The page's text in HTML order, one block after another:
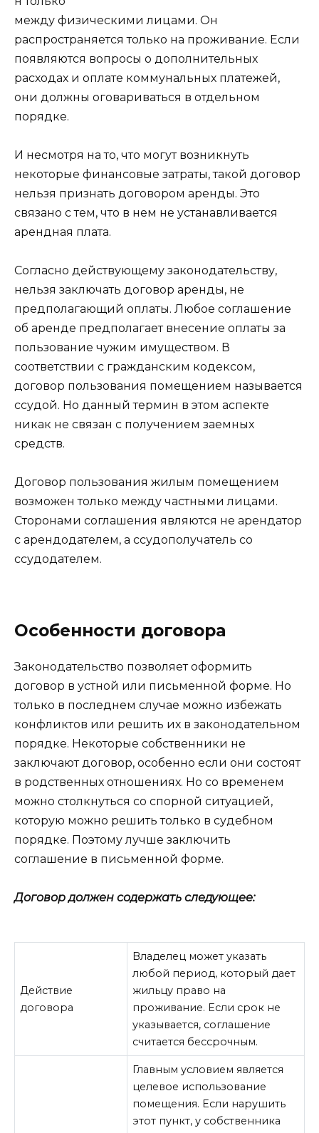
между физическими лицами. Он
распространяется только на проживание. Если
появляются вопросы о дополнительных
расходах и оплате коммунальных платежей,
они должны оговариваться в отдельном
порядке.
И несмотря на то, что могут возникнуть
некоторые финансовые затраты, такой договор
нельзя признать договором аренды. Это
связано с тем, что в нем не устанавливается
арендная плата.
Согласно действующему законодательству,
нельзя заключать договор аренды, не
предполагающий оплаты. Любое соглашение
об аренде предполагает внесение оплаты за
пользование чужим имуществом. В
соответствии с гражданским кодексом,
договор пользования помещением называется
ссудой. Но данный термин в этом аспекте
никак не связан с получением заемных
средств.
Договор пользования жилым помещением
возможен только между частными лицами.
Сторонами соглашения являются не арендатор
с арендодателем, а ссудополучатель со
ссудодателем.
Особенности договора
Законодательство позволяет оформить
договор в устной или письменной форме. Но
только в последнем случае можно избежать
конфликтов или решить их в законодательном
порядке. Некоторые собственники не
заключают договор, особенно если они состоят
в родственных отношениях. Но со временем
можно столкнуться со спорной ситуацией,
которую можно решить только в судебном
порядке. Поэтому лучше заключить
соглашение в письменной форме.
Договор должен содержать следующее:
Действие
договора
Владелец может указать
любой период, который дает
жильцу право на
проживание. Если срок не
указывается, соглашение
считается бессрочным.
Главным условием является
целевое использование
помещения. Если нарушить
этот пункт, у собственника